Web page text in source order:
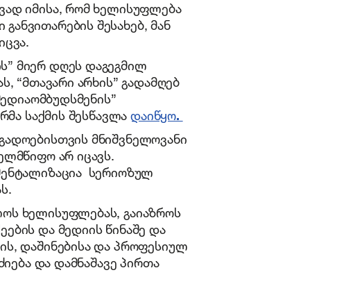
იმისა, რომ ხელისუფლება
შესახებ, მან
მიერ დღეს დაგეგმილ
“მთავარი არხის” გადამღებ
საქმის შესწავლადაიწყო.
მნიშვნელოვანი
არ იცავს.
სერიოზულ
ხელისუფლებას, გაიაზროს
და მედიის წინაშე და
დაშინებისა და პროფესიულ
და დამნაშავე პირთა